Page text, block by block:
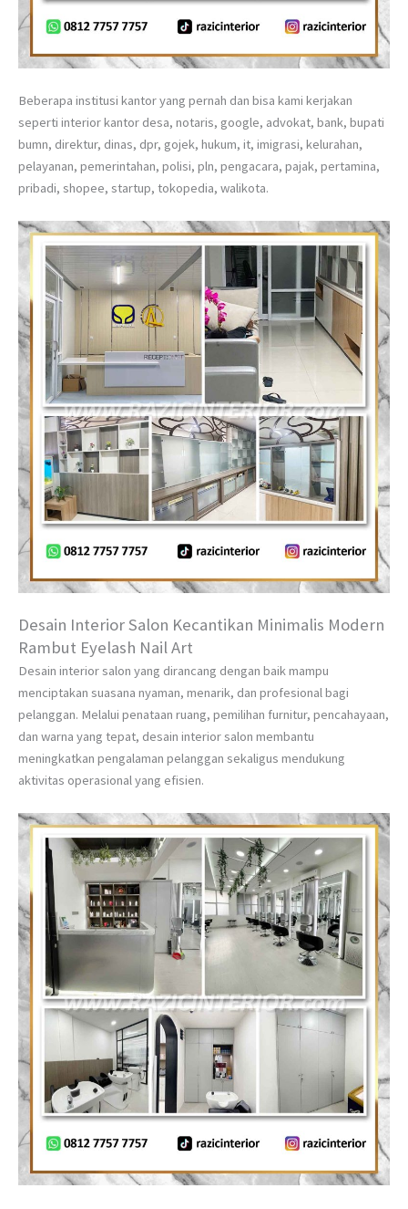
Beberapa institusi kantor yang pernah dan bisa kami kerjakan
seperti interior kantor desa, notaris, google, advokat, bank, bupati
bumn, direktur, dinas, dpr, gojek, hukum, it, imigrasi, kelurahan,
pelayanan, pemerintahan, polisi, pln, pengacara, pajak, pertamina,
pribadi, shopee, startup, tokopedia, walikota.
Desain Interior Salon Kecantikan Minimalis Modern
Rambut Eyelash Nail Art
Desain interior salon yang dirancang dengan baik mampu
menciptakan suasana nyaman, menarik, dan profesional bagi
pelanggan. Melalui penataan ruang, pemilihan furnitur, pencahayaan,
dan warna yang tepat, desain interior salon membantu
meningkatkan pengalaman pelanggan sekaligus mendukung
aktivitas operasional yang efisien.